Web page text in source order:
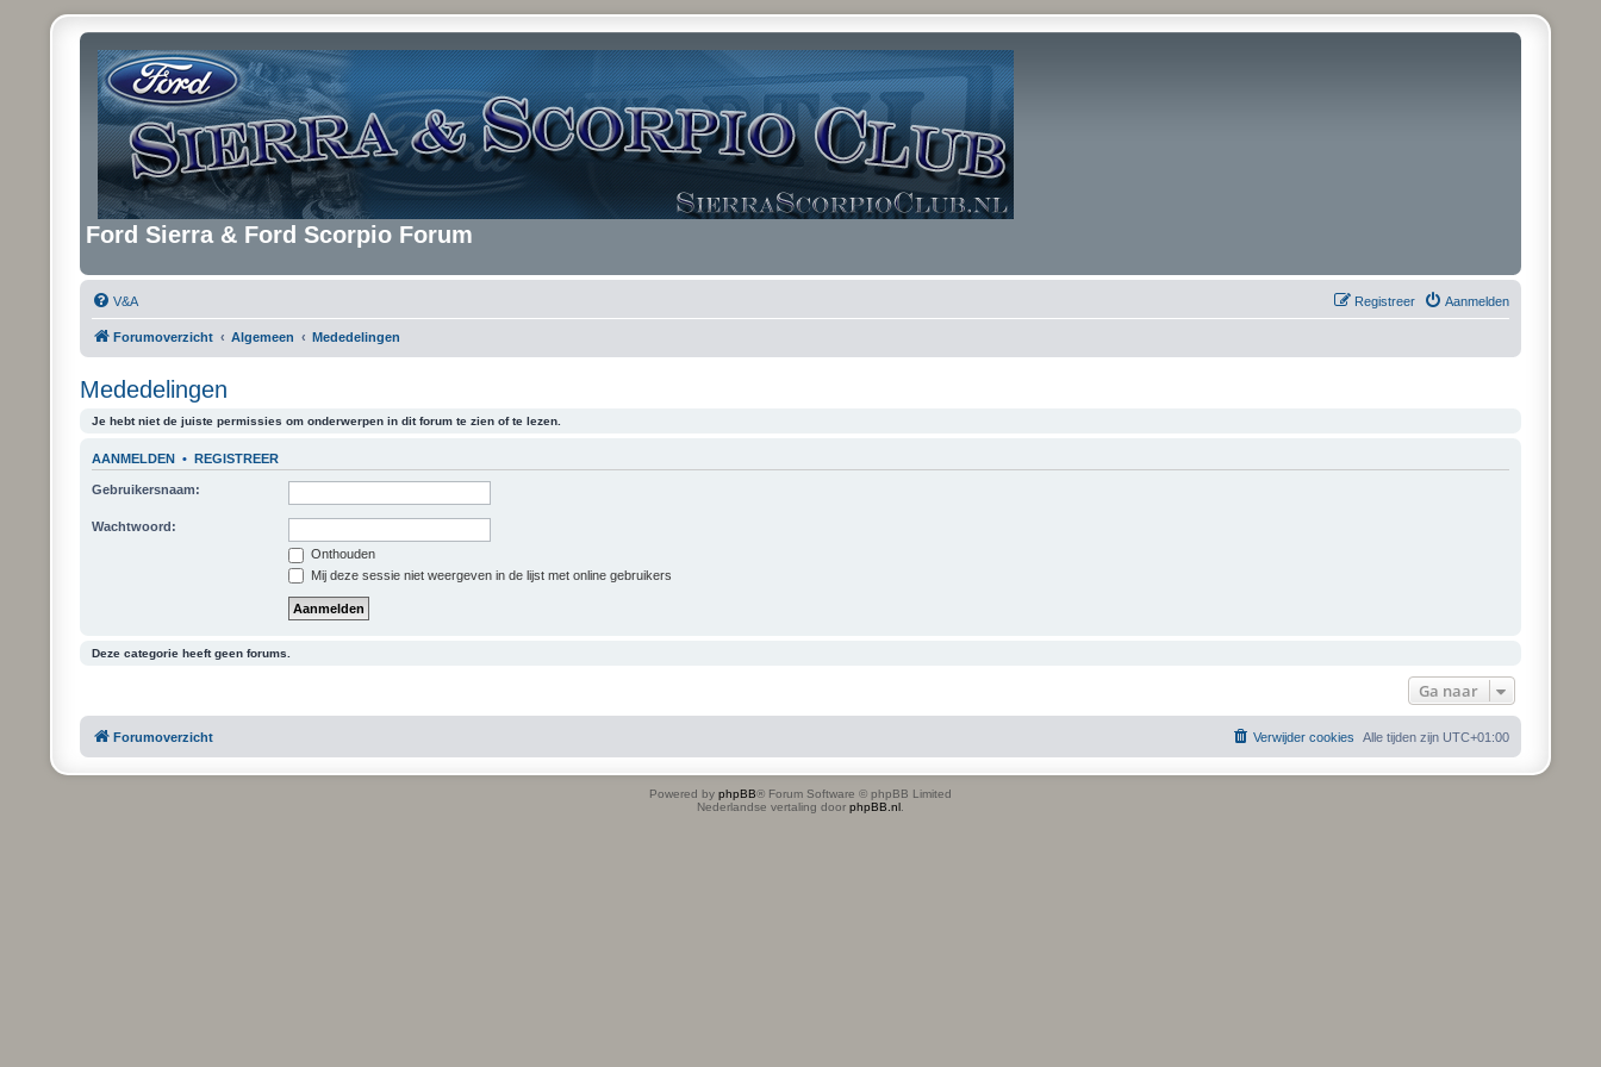
Ford Sierra & Ford Scorpio Forum
V&A Aanmelden
Registreer
Forumoverzicht Algemeen Mededelingen
Mededelingen
Je hebt niet de juiste permissies om onderwerpen in dit forum te zien of te lezen.
AANMELDEN •REGISTREER
Gebruikersnaam:
Wachtwoord:
Onthouden
Mij deze sessie niet weergeven in de lijst met online gebruikers
Deze categorie heeft geen forums.
Ga naar
Forumoverzicht Alle tijden zijn UTC+01:00
Verwijder cookies
Powered by phpBB® Forum Software © phpBB Limited
Nederlandse vertaling door phpBB.nl.